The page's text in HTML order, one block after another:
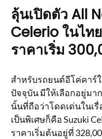
ลุ้นเปิดตัว All
Celerio ในไท
ราคาเริ่ม
สำหรับรถยนต์อีโค่คาร์
ปัจจุบัน มีให้เลือกอยู่ม
นั้นที่ถือว่าโดดเด่นในเ
เป็นพิเศษก็คือ Suzuki
ราคาเริ่มต้นอยู่ที่